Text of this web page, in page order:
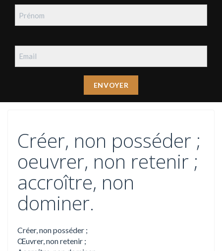
Créer, non posséder ;
oeuvrer, non retenir ;
accroître, non
dominer.
Créer, non posséder ;
Œuvrer, non retenir ;